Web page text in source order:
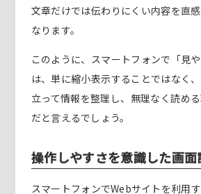
文章だけでは伝わりにくい内容を直
なります。
このように、スマートフォンで「見
は、単に縮小表示することではなく
立って情報を整理し、無理なく読め
だと言えるでしょう。
操作しやすさを意識した画
スマートフォンでWebサイトを利用